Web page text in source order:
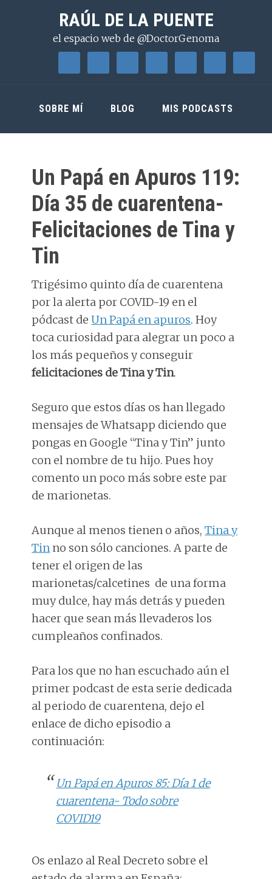
contenido
RAÚL DE LA PUENTE
el espacio web de @DoctorGenoma
SOBRE MÍ BLOG MIS PODCASTS
Un Papá en Apuros 119:
Día 35 de cuarentena-
Felicitaciones de Tina y
Tin
Trigésimo quinto día de cuarentena
por la alerta por COVID-19 en el
pódcast deUn Papá en apuros. Hoy
toca curiosidad para alegrar un poco a
los más pequeños y conseguir
felicitaciones de Tina y Tin.
Seguro que estos días os han llegado
mensajes de Whatsapp diciendo que
pongas en Google “Tina y Tin” junto
con el nombre de tu hijo. Pues hoy
comento un poco más sobre este par
de marionetas.
Aunque al menos tienen o años,Tina y
Tin no son sólo canciones. A parte de
tener el origen de las
marionetas/calcetines de una forma
muy dulce, hay más detrás y pueden
hacer que sean más llevaderos los
cumpleaños confinados.
Para los que no han escuchado aún el
primer podcast de esta serie dedicada
al periodo de cuarentena, dejo el
enlace de dicho episodio a
continuación:
Un Papá en Apuros 85: Día 1 de
cuarentena- Todo sobre
COVID19
Os enlazo al Real Decreto sobre el